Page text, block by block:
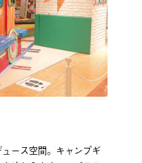
ース空間。キャンプギ